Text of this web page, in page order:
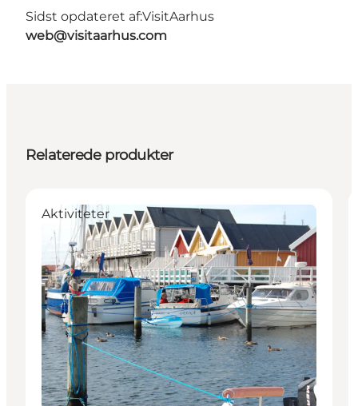
Sidst opdateret af:VisitAarhus
web@visitaarhus.com
Relaterede produkter
Aktiviteter